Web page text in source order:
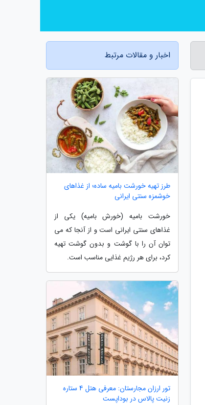
اخبار و مقالات مرتبط
طرز تهیه خورشت بامیه ساده؛ از غذاهای
خوشمزه سنتی ایرانی
خورشت بامیه (خورش بامیه) یکی از
غذاهای سنتی ایرانی است و از آنجا که می
توان آن را با گوشت و بدون گوشت تهیه
کرد، برای هر رژیم غذایی مناسب است.
تور ارزان مجارستان: معرفی هتل 4 ستاره
زنیت پالاس در بوداپست